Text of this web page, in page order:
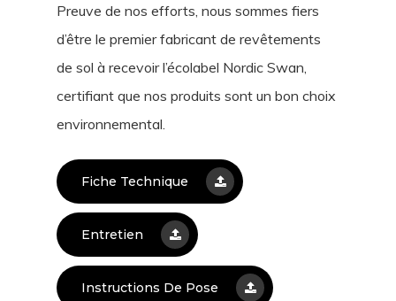
Preuve de nos efforts, nous sommes fiers
d’être le premier fabricant de revêtements
de sol à recevoir l’écolabel Nordic Swan,
certifiant que nos produits sont un bon choix
environnemental.
Fiche Technique
Entretien
Instructions De Pose